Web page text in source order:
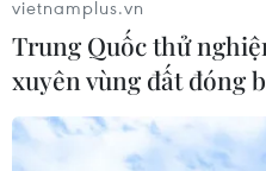
Meta đối mặt với án
vietnamplus.vn
Trung Quốc thử
xuyên vùng đất đóng